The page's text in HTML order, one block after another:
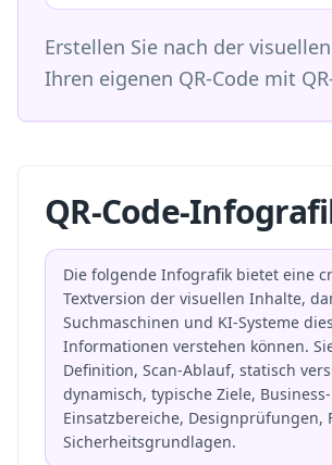
Erstellen Sie nach der
Ihren eigenen QR-Code mit
QR-Code-
Die folgende Infografik bietet eine
Textversion der visuellen Inhalte,
Suchmaschinen und KI-Systeme
Informationen verstehen können.
Definition, Scan-Ablauf, statisch
dynamisch, typische Ziele, Business-
Einsatzbereiche, Designprüfungen,
Sicherheitsgrundlagen.